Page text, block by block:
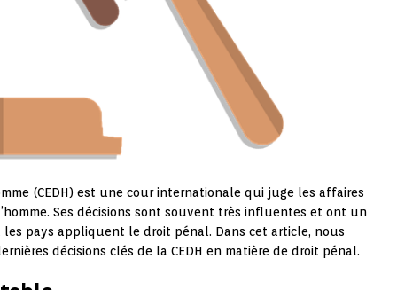
(CEDH) est une cour internationale qui juge les affaires
Ses décisions sont souvent très influentes et ont un
pays appliquent le droit pénal. Dans cet article, nous
décisions clés de la CEDH en matière de droit pénal.